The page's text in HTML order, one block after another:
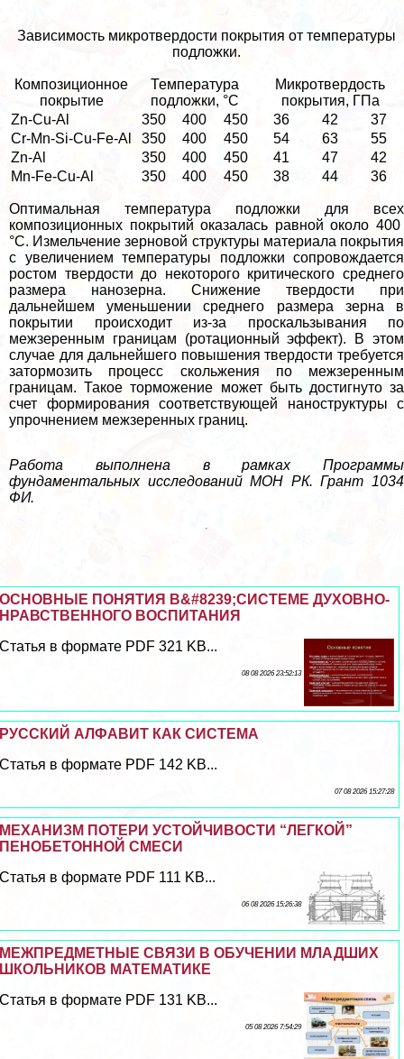
Зависимость микротвердости покрытия от температуры
подложки.
Композиционное
покрытие
Температура
подложки, °С
Микротвердость
покрытия, ГПа
Zn-Cu-Al
350 400 450 36 42
37
Cr-Mn-Si-Cu-Fe-Al
350 400 450 54 63
55
Zn-Al
350 400 450 41 47
42
Mn-Fe-Cu-Al
350 400 450 38 44 36
Оптимальная температура подложки для всех
композиционных покрытий оказалась равной около 400
°С. Измельчение зерновой структуры материала покрытия
с увеличением температуры подложки сопровождается
ростом твердости до некоторого критического среднего
размера нанозерна. Снижение твердости при
дальнейшем уменьшении среднего размера зерна в
покрытии происходит из-за проскальзывания по
межзеренным границам (ротационный эффект). В этом
случае для дальнейшего повышения твердости требуется
затормозить процесс скольжения по межзеренным
границам. Такое торможение может быть достигнуто за
счет формирования соответствующей наноструктуры с
упрочнением межзеренных границ.
Работа выполнена в рамках Программы
фундаментальных исследований МОН РК. Грант 1034
ФИ.
ОСНОВНЫЕ ПОНЯТИЯ В&#8239;СИСТЕМЕ ДУХОВНО-
НРАВСТВЕННОГО ВОСПИТАНИЯ
Статья в формате PDF 321 KB...
08 08 2026 23:52:13
РУССКИЙ АЛФАВИТ КАК СИСТЕМА
Статья в формате PDF 142 KB...
07 08 2026 15:27:28
МЕХАНИЗМ ПОТЕРИ УСТОЙЧИВОСТИ “ЛЕГКОЙ”
ПЕНОБЕТОННОЙ СМЕСИ
Статья в формате PDF 111 KB...
06 08 2026 15:26:38
МЕЖПРЕДМЕТНЫЕ СВЯЗИ В ОБУЧЕНИИ МЛАДШИХ
ШКОЛЬНИКОВ МАТЕМАТИКЕ
Статья в формате PDF 131 KB...
05 08 2026 7:54:29